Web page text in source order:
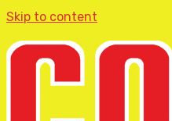
Skip to content